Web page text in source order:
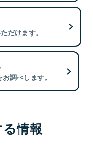
だけます。
調べします。
情報